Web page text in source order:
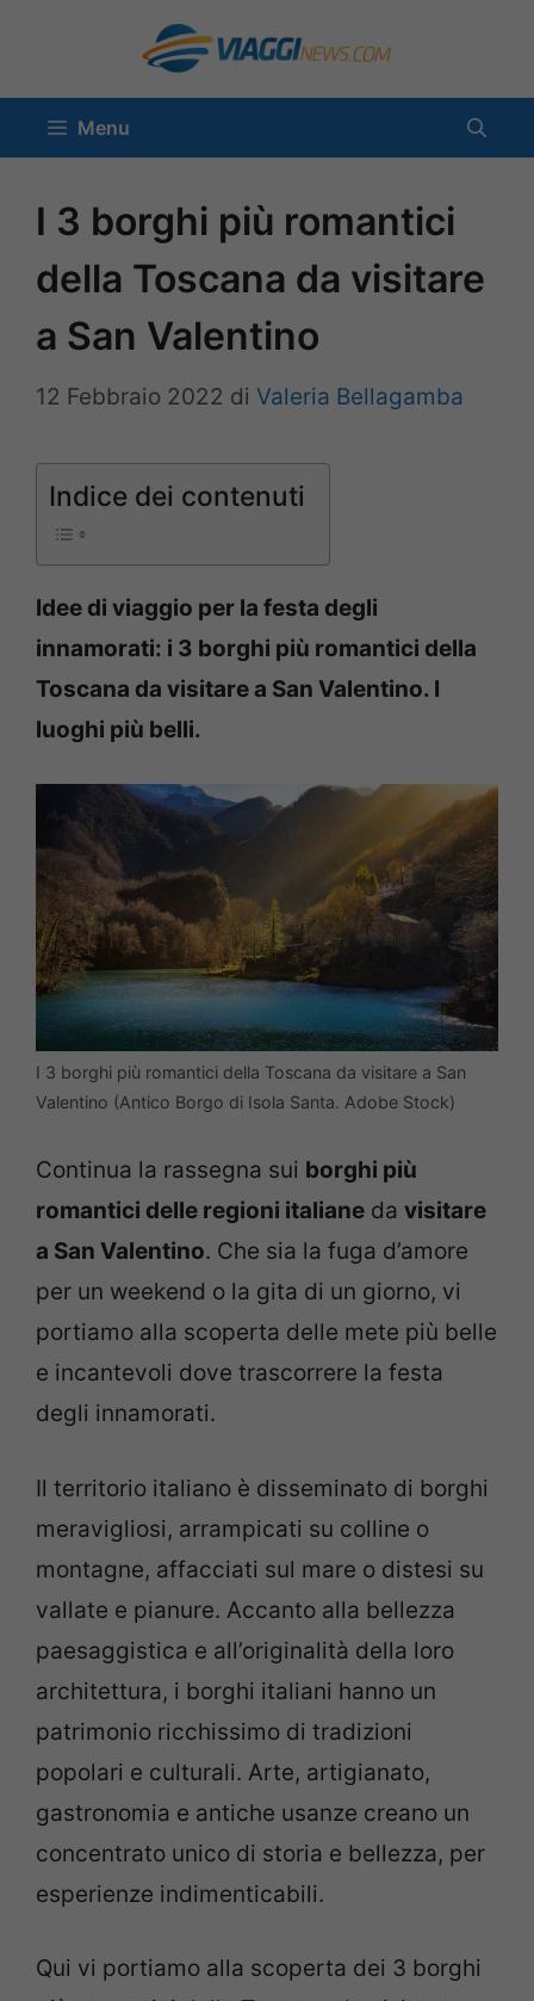
contenuto
Menu
I 3 borghi più romantici
della Toscana da visitare
a San Valentino
12 Febbraio 2022 di Valeria Bellagamba
Indice dei contenuti
Idee di viaggio per la festa degli
innamorati: i 3 borghi più romantici della
Toscana da visitare a San Valentino. I
luoghi più belli.
I 3 borghi più romantici della Toscana da visitare a San
Valentino (Antico Borgo di Isola Santa. Adobe Stock)
Continua la rassegna sui borghi più
romantici delle regioni italiane da visitare
a San Valentino. Che sia la fuga d’amore
per un weekend o la gita di un giorno, vi
portiamo alla scoperta delle mete più belle
e incantevoli dove trascorrere la festa
degli innamorati.
Il territorio italiano è disseminato di borghi
meravigliosi, arrampicati su colline o
montagne, affacciati sul mare o distesi su
vallate e pianure. Accanto alla bellezza
paesaggistica e all’originalità della loro
architettura, i borghi italiani hanno un
patrimonio ricchissimo di tradizioni
popolari e culturali. Arte, artigianato,
gastronomia e antiche usanze creano un
concentrato unico di storia e bellezza, per
esperienze indimenticabili.
Qui vi portiamo alla scoperta dei 3 borghi